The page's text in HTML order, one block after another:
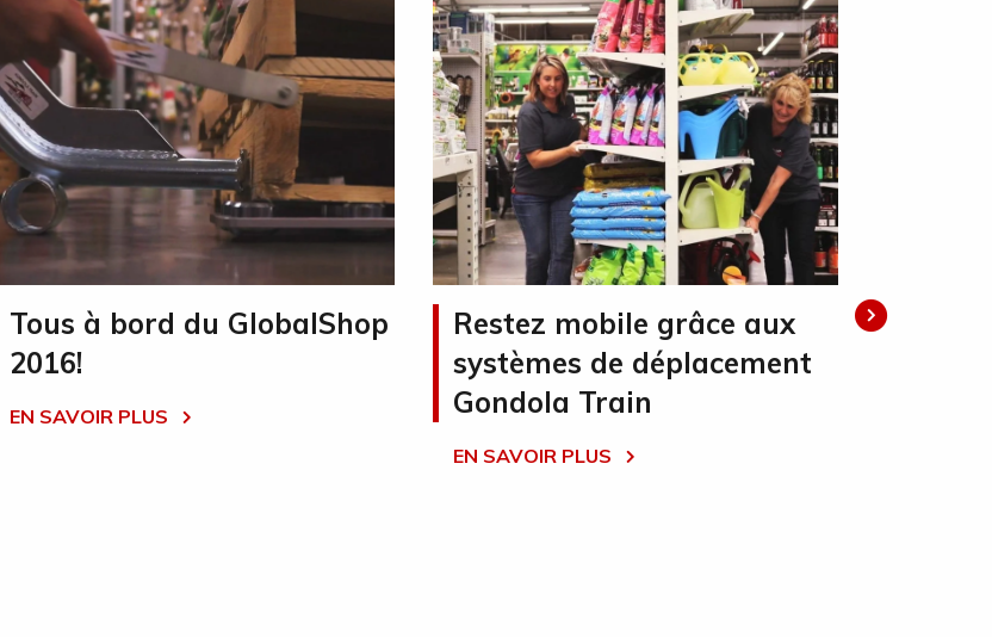
Tous à bord du GlobalShop
2016!
EN SAVOIR PLUS
Restez mobile grâce aux
systèmes de déplacement
Gondola Train
EN SAVOIR PLUS